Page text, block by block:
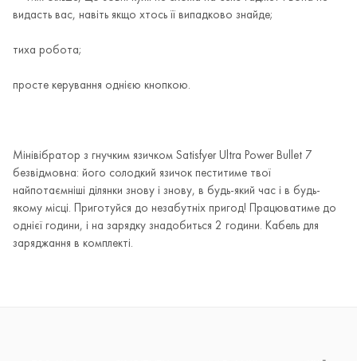
видасть вас, навіть якщо хтось її випадково знайде;
тиха робота;
просте керування однією кнопкою.
Мінівібратор з гнучким язичком Satisfyer Ultra Power Bullet 7
безвідмовна: його солодкий язичок пеститиме твої
найпотаємніші ділянки знову і знову, в будь-який час і в будь-
якому місці. Приготуйся до незабутніх пригод! Працюватиме до
однієї години, і на зарядку знадобиться 2 години. Кабель для
заряджання в комплекті.